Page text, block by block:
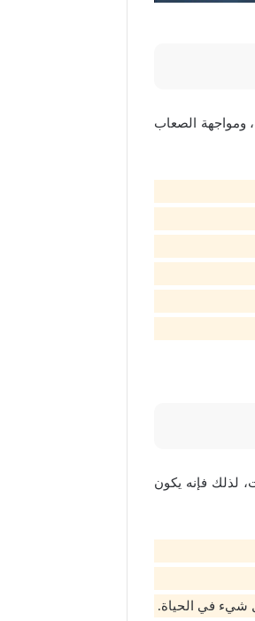
ومواجهة الصعاب
لذلك فإنه يكون
شيء في الحياة.